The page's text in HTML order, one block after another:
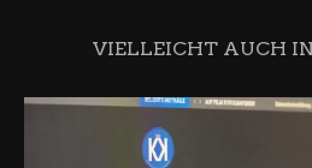
VIELLEICHT AUCH